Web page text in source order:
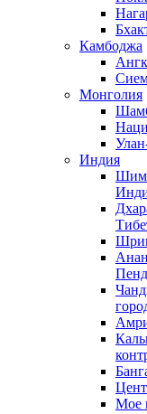
Камбоджа
Монголия
Индия
Мое